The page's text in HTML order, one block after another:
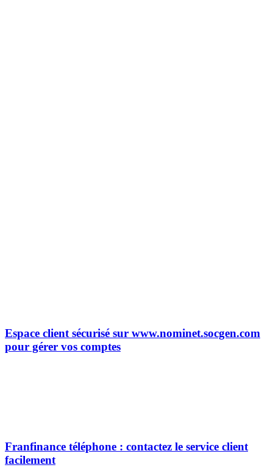
Espace client sécurisé sur www.nominet.socgen.com
pour gérer vos comptes
Franfinance téléphone : contactez le service client
facilement